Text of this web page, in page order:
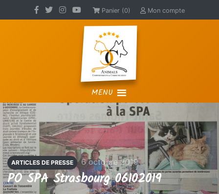
Panier (0) Mon compte
MENU
ARTICLES DE PRESSE 6 octobre 2019
PO SPA Strasbourg 06102019